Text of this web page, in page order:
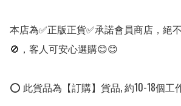
本店為✅正版正貨✅承諾會員商店，絕
🚫，客人可安心選購😊😊
⭕ 此貨品為【訂購】貨品, 約10-18個工